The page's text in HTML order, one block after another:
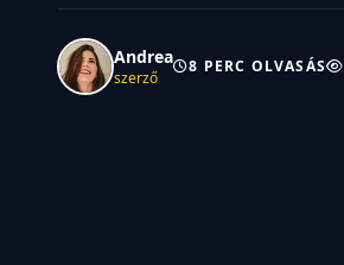
Andrea
szerző
8 PERC OLVASÁS